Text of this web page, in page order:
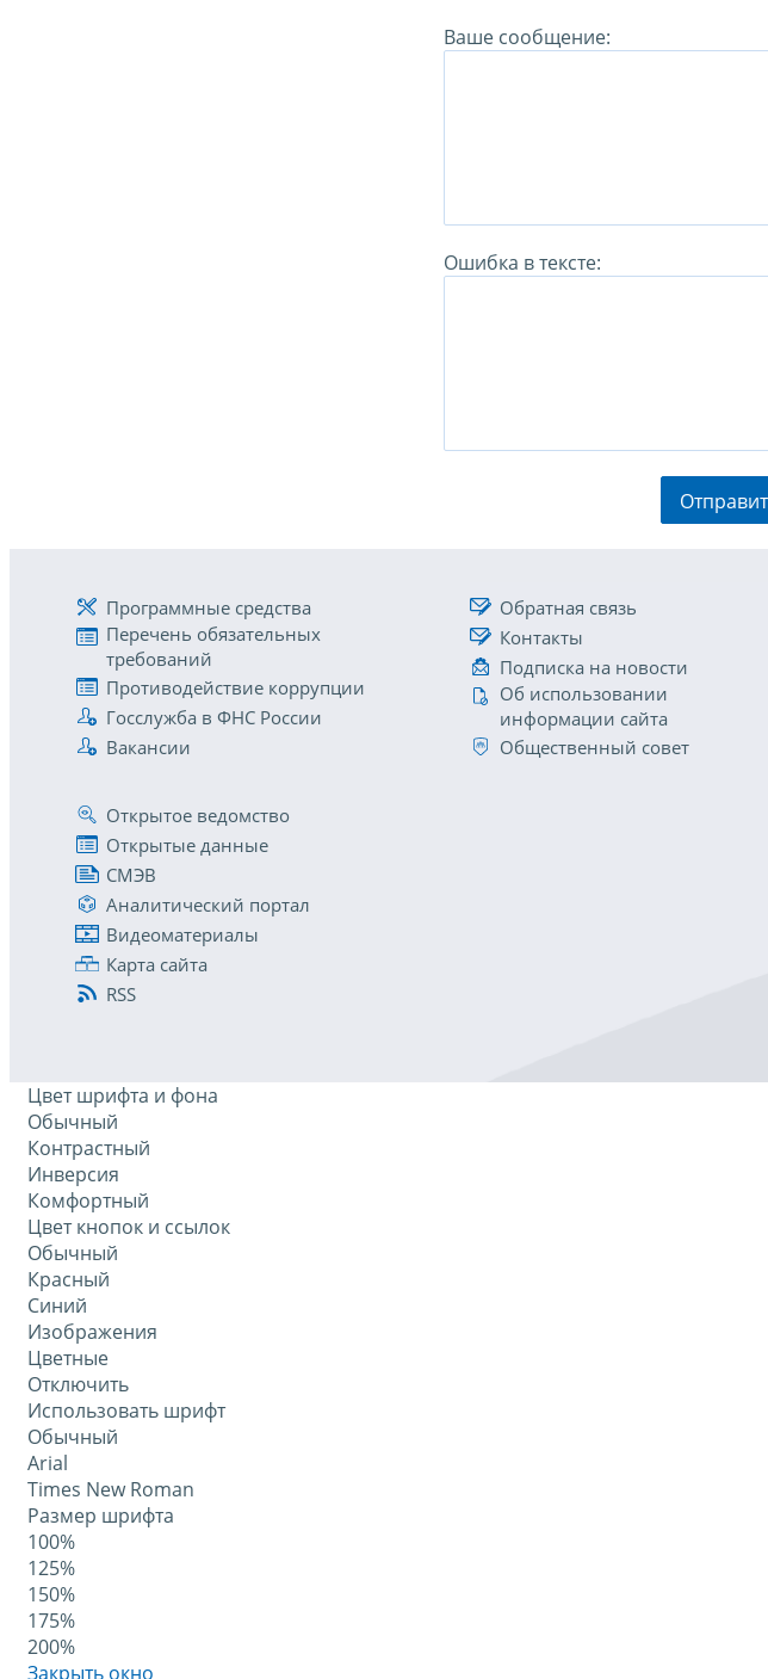
Ваше сообщение:
Ошибка в тексте:
Программные средства
Перечень обязательных
требований
Противодействие коррупции
Госслужба в ФНС России
Вакансии
Обратная связь
Контакты
Подписка на новости
Об использовании
информации сайта
Общественный совет
Открытое ведомство
Открытые данные
СМЭВ
Аналитический портал
Видеоматериалы
Карта сайта
RSS
Цвет шрифта и фона
Обычный
Контрастный
Инверсия
Комфортный
Цвет кнопок и ссылок
Обычный
Красный
Синий
Изображения
Цветные
Отключить
Использовать шрифт
Обычный
Arial
Times New Roman
Размер шрифта
100%
125%
150%
175%
200%
Закрыть окно